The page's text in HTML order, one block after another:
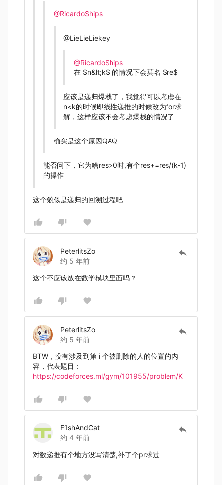
@RicardoShips
@LieLieLiekey
@RicardoShips
在 $n&lt;k$ 的情况下会莫名 $re$
应该是递归爆栈了，我觉得可以考虑在
n<k的时候即线性递推的时候改为for求
解，这样应该不会考虑爆栈的情况了
确实是这个原因QAQ
能否问下，它为啥res>0时,有个res+=res/(k-1)
的操作
这个貌似是递归的回溯过程吧
PeterlitsZo
约 5 年前
这个不应该放在数学模块里面吗？
PeterlitsZo
约 5 年前
BTW，没有涉及到第 i 个被删除的人的位置的内
容，代表题目：
https://codeforces.ml/gym/101955/problem/K
F1shAndCat
约 4 年前
对数递推有个地方没写清楚,补了个pr求过